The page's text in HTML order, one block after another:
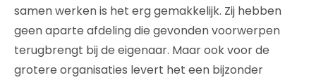
samen werken is het erg gemakkelijk. Zij hebben
geen aparte afdeling die gevonden voorwerpen
terugbrengt bij de eigenaar. Maar ook voor de
grotere organisaties levert het een bijzonder